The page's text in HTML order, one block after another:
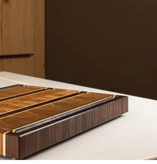
L’AUTHENTICITÉ
RENCONTRE
L’EXCELLENCE